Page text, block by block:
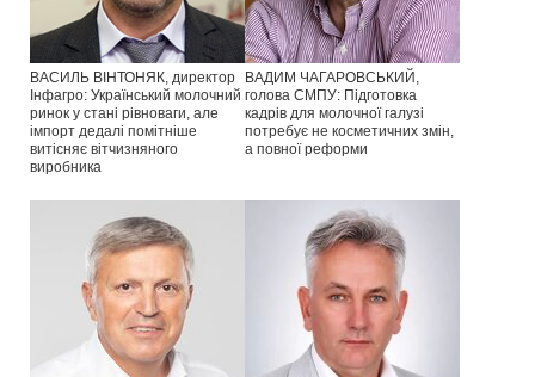
ВАСИЛЬ ВІНТОНЯК, директор
Інфагро: Український молочний
ринок у стані рівноваги, але
імпорт дедалі помітніше
витісняє вітчизняного
виробника
ВАДИМ ЧАГАРОВСЬКИЙ,
голова СМПУ: Підготовка
кадрів для молочної галузі
потребує не косметичних змін,
а повної реформи